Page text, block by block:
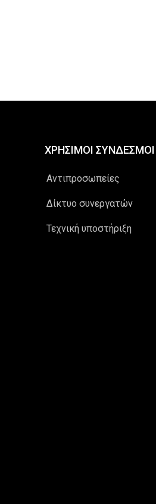
ΧΡΗΣΙΜΟΙ ΣΥΝΔΕΣΜΟΙ
Αντιπροσωπείες
Δίκτυο συνεργατών
Τεχνική υποστήριξη